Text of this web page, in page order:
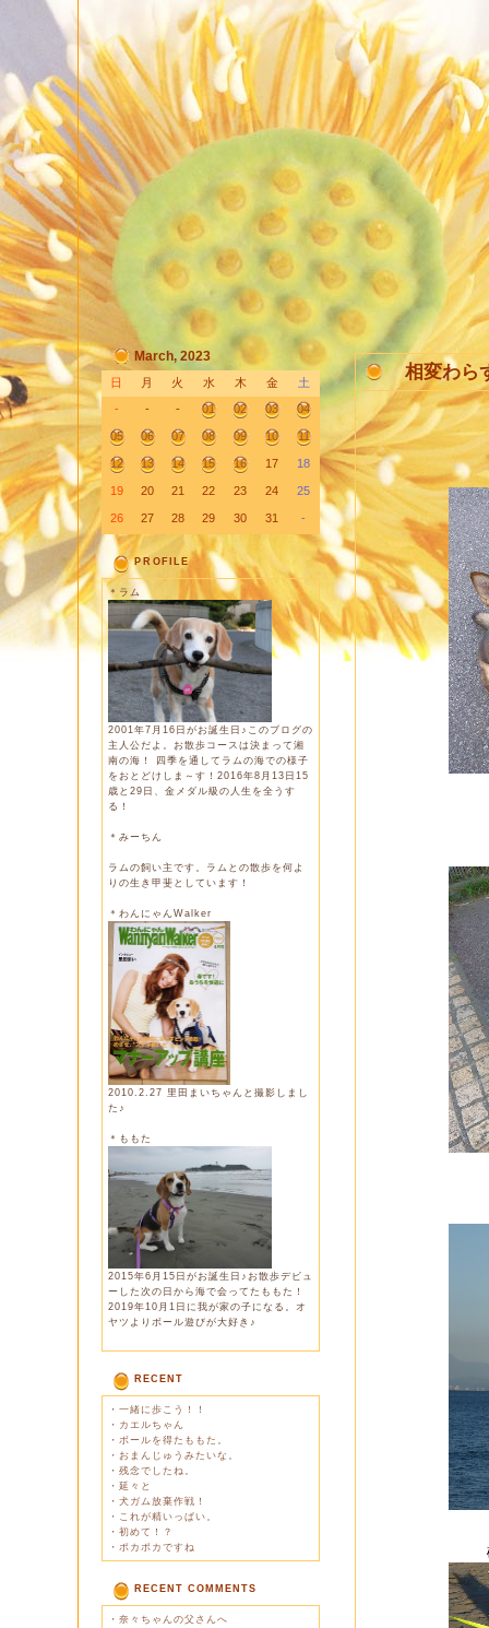
March, 2023
日 月 火 水 木 金
土
-
- - 01 02 03 04
05 06 07 08 09 10 11
12 13 14 15 16 17 18
19 20 21 22 23 24 25
26 27 28 29 30 31 -
PROFILE
＊ラム
2001年7月16日がお誕生日♪このブログの
主人公だよ。お散歩コースは決まって湘
南の海！ 四季を通してラムの海での様子
をおとどけしま～す！2016年8月13日15
歳と29日、金メダル級の人生を全うす
る！
＊みーちん
ラムの飼い主です。ラムとの散歩を何よ
りの生き甲斐としています！
＊わんにゃんWalker
2010.2.27 里田まいちゃんと撮影しまし
た♪
＊ももた
2015年6月15日がお誕生日♪お散歩デビュ
ーした次の日から海で会ってたももた！
2019年10月1日に我が家の子になる。オ
ヤツよりボール遊びが大好き♪
RECENT
・ 一緒に歩こう！！
・ カエルちゃん
・ ボールを得たももた。
・ おまんじゅうみたいな。
・ 残念でしたね。
・ 延々と
・ 犬ガム放棄作戦！
・ これが精いっぱい。
・ 初めて！？
・ ポカポカですね
RECENT COMMENTS
・ 奈々ちゃんの父さんへ
相変わら